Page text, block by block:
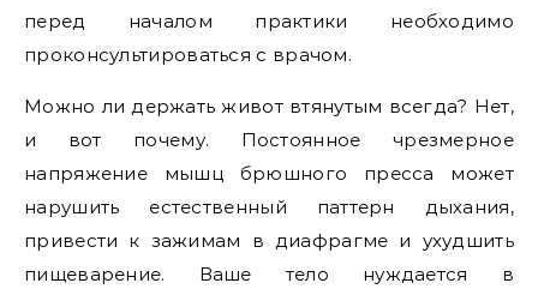
перед началом практики необходимо
проконсультироваться с врачом.
Можно ли держать живот втянутым всегда? Нет,
и вот почему. Постоянное чрезмерное
напряжение мышц брюшного пресса может
нарушить естественный паттерн дыхания,
привести к зажимам в диафрагме и ухудшить
пищеварение. Ваше тело нуждается в